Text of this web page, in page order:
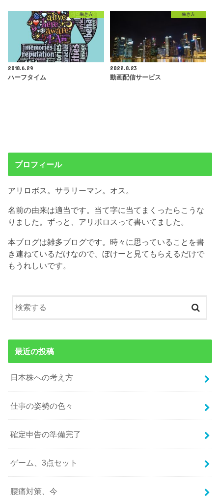
生き方
2018.6.29
ハーフタイム
生き方
2022.8.23
動画配信サービス
プロフィール
アリロボス。サラリーマン。オス。
名前の由来は適当です。当て字に当てまくったらこうな
りました。ずっと、アリボロスって書いてました。
本ブログは雑多ブログです。時々に思っていることを書
き連ねているだけなので、ぼけーと見てもらえるだけで
もうれしいです。
最近の投稿
日本株への考え方
仕事の姿勢の色々
確定申告の準備完了
ゲーム、3点セット
腰痛対策、今